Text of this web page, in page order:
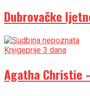
Dubrovačke
Knjigeprije 3 dana
Agatha Christie